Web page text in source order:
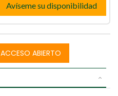
Avíseme su disponibilidad
ACCESO ABIERTO